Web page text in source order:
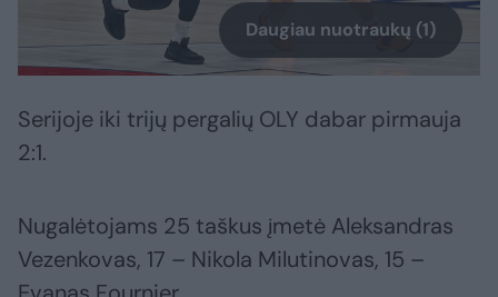
Daugiau nuotraukų (1)
Serijoje iki trijų pergalių OLY dabar pirmauja
2:1.
Nugalėtojams 25 taškus įmetė Aleksandras
Vezenkovas, 17 – Nikola Milutinovas, 15 –